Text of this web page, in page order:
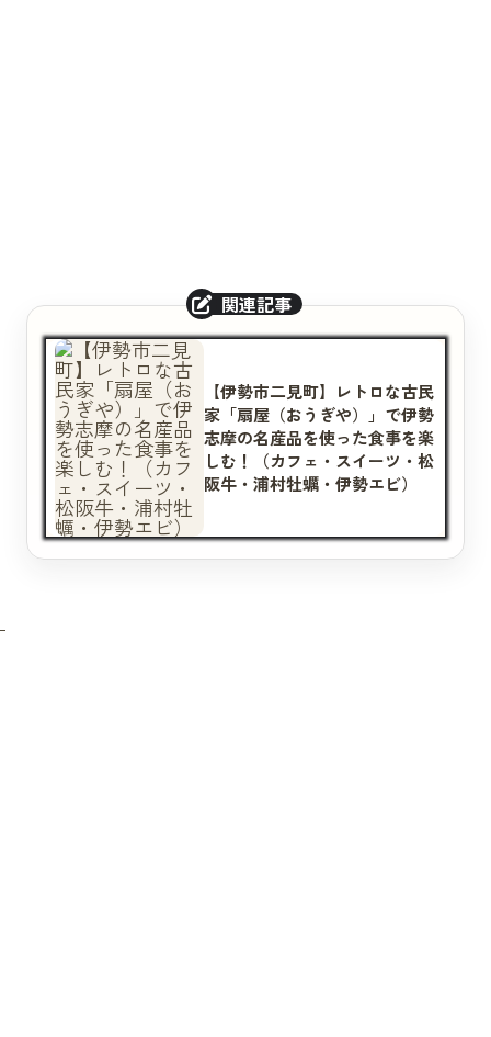
【伊勢市二見町】レトロな古民
家「扇屋（おうぎや）」で伊勢
志摩の名産品を使った食事を楽
しむ！（カフェ・スイーツ・松
阪牛・浦村牡蠣・伊勢エビ）